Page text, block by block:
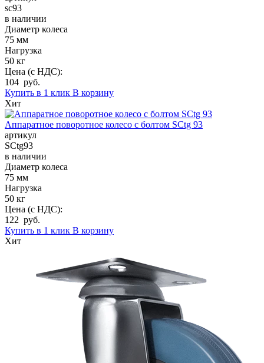
sc93
в наличии
Диаметр колеса
75 мм
Нагрузка
50 кг
Цена (с НДС):
104 руб.
Купить в 1 клик В корзину
Хит
Аппаратное поворотное колесо с болтом SCtg 93
артикул
SCtg93
в наличии
Диаметр колеса
75 мм
Нагрузка
50 кг
Цена (с НДС):
122 руб.
Купить в 1 клик В корзину
Хит